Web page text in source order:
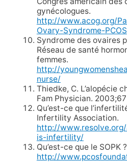
gynécologues.
http://www.acog.org/
Ovary-Syndrome-PCOS
Syndrome des ovaires
Réseau de santé
femmes.
http://
nurse/
Thiedke, C. L’alopécie
Fam Physician.
Qu’est-ce que
Infertility Association.
http://
is-infertility/
Qu’est-ce que le SOPK
http://